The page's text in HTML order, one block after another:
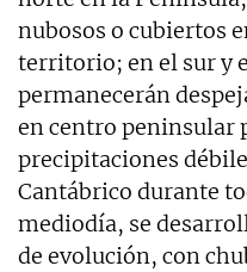
nubosos o cubiertos
territorio; en el sur y
permanecerán
en centro peninsular
precipitaciones
Cantábrico durante
mediodía, se
de evolución, con